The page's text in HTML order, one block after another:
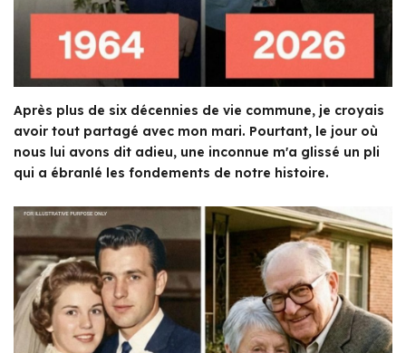
Après plus de six décennies de vie commune, je croyais
avoir tout partagé avec mon mari. Pourtant, le jour où
nous lui avons dit adieu, une inconnue m'a glissé un pli
qui a ébranlé les fondements de notre histoire.